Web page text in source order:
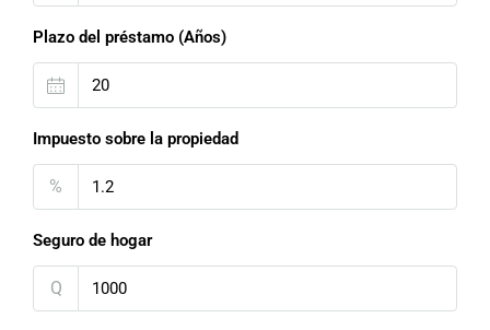
Plazo del préstamo (Años)
Impuesto sobre la propiedad
%
Seguro de hogar
Q